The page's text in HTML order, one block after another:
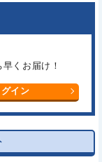
くお届け！
グイン